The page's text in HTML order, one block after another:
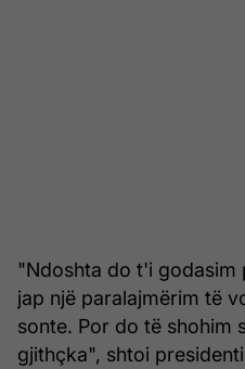
"Ndoshta do t'i
jap një paralajmërim të
sonte. Por do të shohim
gjithçka", shtoi